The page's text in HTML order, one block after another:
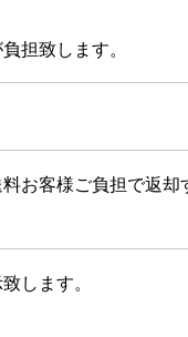
担致します。
お客様ご負担で返却
します。